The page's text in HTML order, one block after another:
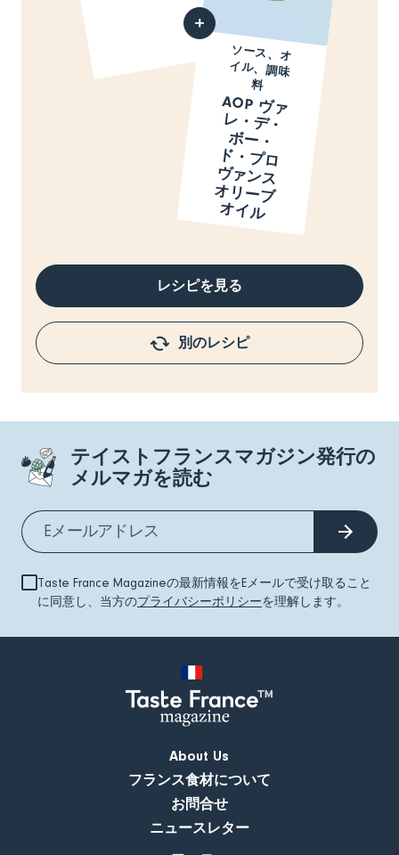
ソース、オ
イル、調味
料
AOP ヴ
ァ
レ
・
デ
・
ボ
ー
・
ド
・
プ
ロ
ヴ
ァ
ン
ス
オ
リ
ー
ブ
オ
イ
ル
レシピを見る
別のレシピ
テイストフランスマガジン発行の
メルマガを読む
Taste France Magazineの最新情報をEメールで受け取ること
に同意し、当方のプライバシーポリシーを理解します。
About Us
フランス食材について
お問合せ
ニュースレター